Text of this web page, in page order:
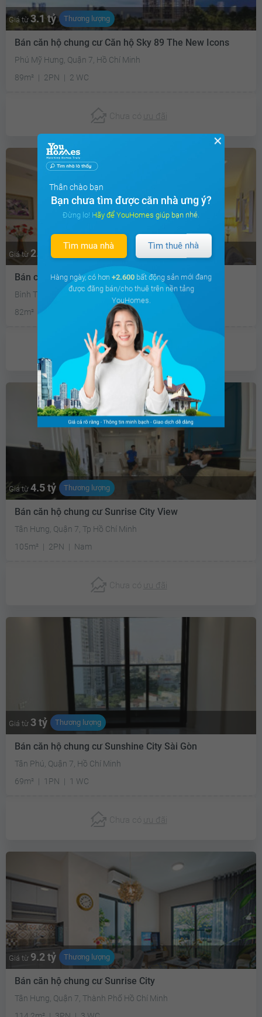
Giá từ 3.1 tỷ Thương lượng
Bán căn hộ chung cư Căn hộ Sky 89 The New Icons
Phú Mỹ Hưng, Quận 7, Hồ Chí Minh
89m²
2PN 2 WC
Chưa có ưu đãi
Giá từ 2.2 tỷ
Bán căn hộ chung cư Chung cư Hoàng Kim
Bình Thuận, Quận 7, Hồ Chí Minh
82m²
Chưa cóưu đãi
Giá từ 4.5 tỷ Thương lượng
Bán căn hộ chung cư Sunrise City View
Tân Hưng, Quận 7, Tp Hồ Chí Minh
105m²
2PN Nam
Chưa có ưu đãi
Giá từ 3 tỷ Thương lượng
Bán căn hộ chung cư Sunshine City Sài Gòn
Tân Phú, Quận 7, Hồ Chí Minh
69m²
1PN 1 WC
Chưa có ưu đãi
Giá từ 9.2 tỷ Thương lượng
Bán căn hộ chung cư Sunrise City
Tân Hưng, Quận 7, Thành Phố Hồ Chí Minh
✕
Thân chào bạn
Bạn chưa tìm được căn nhà ưng ý?
Đừng lo! Hãy để YouHomes giúp bạn nhé.
Tìm mua nhà Tìm thuê nhà
Hàng ngày, có hơn +2.600 bất động sản mới đang
được đăng bán/cho thuê trên nền tảng
YouHomes.